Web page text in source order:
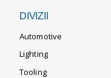
DIVIZII
Automotive
Lighting
Tooling